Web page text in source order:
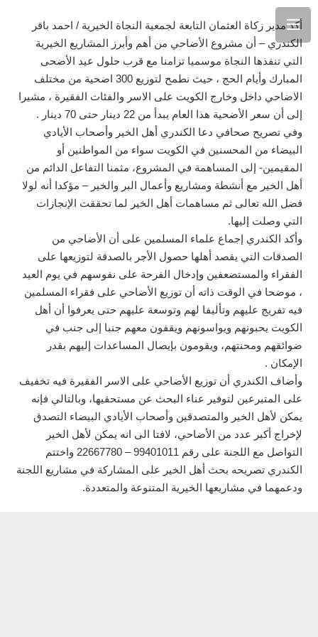
أكد مدير زكاة العثمان التابعة لجمعية النجاة الخيرية / احمد باقر
الكندري – أن مشروع الأضاحي من أهم وأبرز المشاريع الخيرية
التي تنفذها النجاة موسميا تزامنا مع قرب حلول عيد الأضحى
المبارك وأيام الحج ، حيث نطمح لتوزيع 300 اضحية من مختلف
الاضاحي داخل وخارج الكويت على الاسر والفئات الفقيرة ، مشيرا
إلى أن سعر الأضحية هذا العام يبدأ من 22 دينار حتى 70 دينار .
وفي تصريح صحافي دعا الكندري أهل الخير وأصحاب الأيادي
البيضاء من المحسنين في الكويت سواء من المواطنين أو
المقيمين- إلى المساهمة في المشروع، مثمنا التفاعل الدائم من
أهل الخير مع أنشطة ومشاريع وأعمال البر والخير – مؤكدا أنه لولا
فضل الله تعالى ثم مساهمات أهل الخير لما تحققت الإنجازات
التي وصلت إليها.
وأكد الكندري إجماع علماء المسلمين على أن الأضاحي من
الصدقات التي يقصد أهلها حصول الأجر بالصدقة لتوزيعها على
الفقراء والمستضعفين وإدخال الفرحة على نفوسهم في يوم العيد
، موضحا في الوقت ذاته أن توزيع الأضاحي على فقراء المسلمين
فيه تفريج عليهم وتأليفا لهم وتوسعة عليهم حتى يعرفوا أن أهل
الكويت يحبونهم ويواسونهم ويقفون معهم جنبا إلى جنب في
ضوائقهم ومحنتهم، ويقومون بإيصال المساعدات إليهم بقدر
الإمكان .
وأضاف الكندري أن توزيع الأضاحي على الاسر الفقيرة فيه تخفيف
على المتبرعين لتوفير عناء البحث عن مستحقيها، وبالتالي فإنه
يمكن لأهل الخير والمتصدقين وأصحاب الأيادي البيضاء التصدق
لإخراج أكبر عدد من الأضاحي، لافتا الى انه يمكن لأهل الخير
التواصل مع اللجنة على رقم 99401011 – 22667780 واختتم
الكندري تصريحه بحث أهل الخير على المشاركة في مشاريع اللجنة
ودعمهما في مشاريعها الخيرية المتنوعة والمتعددة.